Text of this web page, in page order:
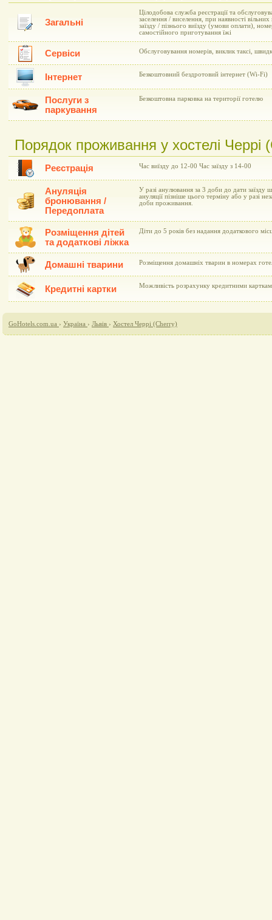
Загальні
Цілодобова служба реєстрації та
заселення / виселення, при наявності
заїзду / пізнього виїзду (умови оплати),
самостійного приготування їжі
Сервіси Обслуговування номерів, виклик таксі,
Інтернет Безкоштовний бездротовий інтернет (Wi-Fi)
Послуги з
паркування
Безкоштовна парковка на території готелю
Порядок проживання у хостелі Черрі
Реєстрація Час виїзду до 12-00 Час заїзду з 14-00
Ануляція
бронювання /
Передоплата
У разі анулювання за 3 доби до дати заїзду
ануляції пізніше цього терміну або у разі
доби проживання.
Розміщення дітей
та додаткові ліжка
Діти до 5 років без надання додаткового
Домашні тварини Розміщення домашніх тварин в номерах
Кредитні картки Можливість розрахунку кредитними
GoHotels.com.ua › Україна › Львів › Хостел Черрі (Cherry)